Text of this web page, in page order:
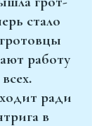
стало
работу
ради
в